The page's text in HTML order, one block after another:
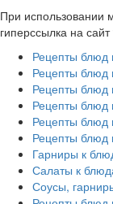
При использовании
гиперссылка на
Рецепты блюд
Рецепты блюд
Рецепты блюд
Рецепты блюд
Рецепты блюд
Рецепты блюд
Гарниры к
Салаты к
Соусы,